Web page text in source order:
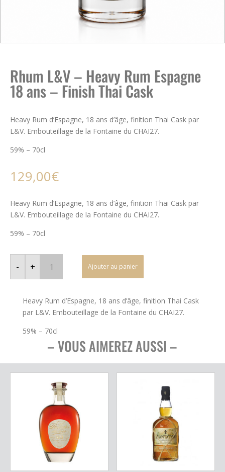
Rhum L&V – Heavy Rum Espagne
18 ans – Finish Thai Cask
Heavy Rum d’Espagne, 18 ans d’âge, finition Thai Cask par
L&V. Embouteillage de la Fontaine du CHAI27.
59% – 70cl
129,00€
Heavy Rum d’Espagne, 18 ans d’âge, finition Thai Cask par
L&V. Embouteillage de la Fontaine du CHAI27.
59% – 70cl
-
quantité
Rhum
L&V
Rum
Espagne
18
Finish
Cask
+ Ajouter au panier
Heavy Rum d’Espagne, 18 ans d’âge, finition Thai Cask
par L&V. Embouteillage de la Fontaine du CHAI27.
59% – 70cl
– VOUS AIMEREZ AUSSI –